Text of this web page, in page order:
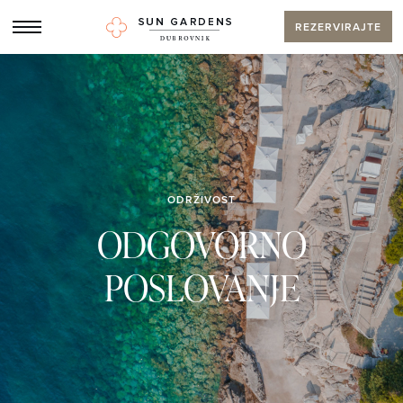
REZERVIRAJTE
ODRŽIVOST
ODGOVORNO
POSLOVANJE